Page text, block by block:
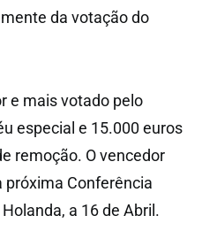
da votação do
e mais votado pelo
especial e 15.000 euros
remoção. O vencedor
próxima Conferência
a 16 de Abril.